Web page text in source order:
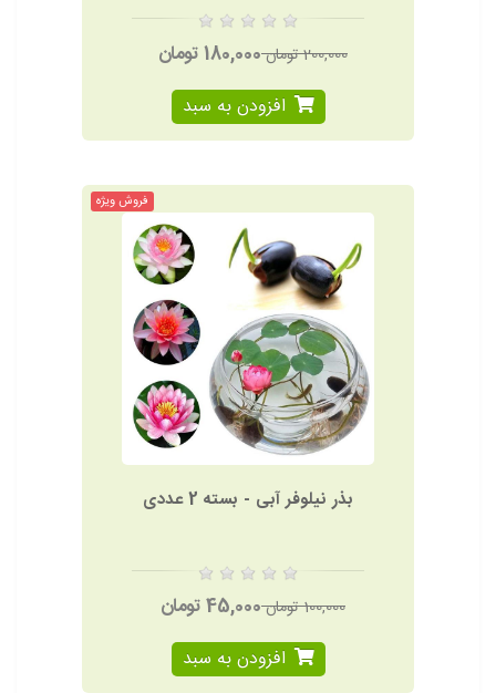
200,000 تومان
180,000 تومان
افزودن به سبد
فروش ویژه
بذر نیلوفر آبی - بسته 2 عددی
100,000 تومان
45,000 تومان
افزودن به سبد